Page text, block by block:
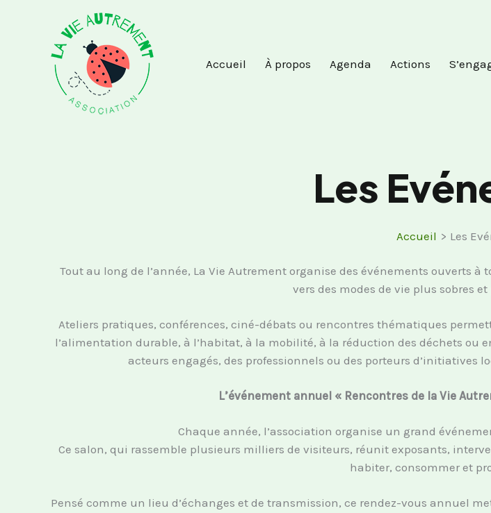
Accueil
À propos Agenda Actions
Les
Accueil Les
Tout au long de l’année, La Vie Autrement organise des événements ouverts
vers des modes de vie plus sobres
Ateliers pratiques, conférences, ciné-débats ou rencontres thématiques
l’alimentation durable, à l’habitat, à la mobilité, à la réduction des déchets ou
acteurs engagés, des professionnels ou des porteurs d’initiatives
L’événement annuel « Rencontres de la Vie
Chaque année, l’association organise un grand
Ce salon, qui rassemble plusieurs milliers de visiteurs, réunit exposants,
habiter, consommer et
Pensé comme un lieu d’échanges et de transmission, ce rendez-vous annuel